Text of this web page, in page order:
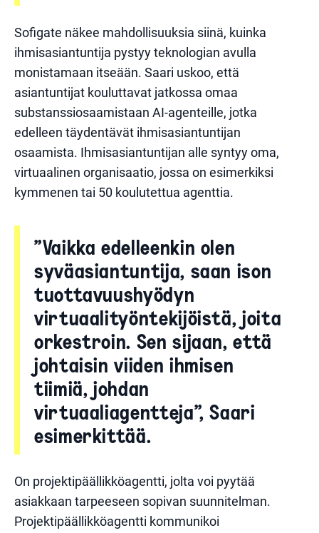
Sofigate näkee mahdollisuuksia siinä, kuinka
ihmisasiantuntija pystyy teknologian avulla
monistamaan itseään. Saari uskoo, että
asiantuntijat kouluttavat jatkossa omaa
substanssiosaamistaan AI-agenteille, jotka
edelleen täydentävät ihmisasiantuntijan
osaamista. Ihmisasiantuntijan alle syntyy oma,
virtuaalinen organisaatio, jossa on esimerkiksi
kymmenen tai 50 koulutettua agenttia.
”Vaikka edelleenkin olen
syväasiantuntija, saan ison
tuottavuushyödyn
virtuaalityöntekijöistä, joita
orkestroin. Sen sijaan, että
johtaisin viiden ihmisen
tiimiä, johdan
virtuaaliagentteja”, Saari
esimerkittää.
On projektipäällikköagentti, jolta voi pyytää
asiakkaan tarpeeseen sopivan suunnitelman.
Projektipäällikköagentti kommunikoi